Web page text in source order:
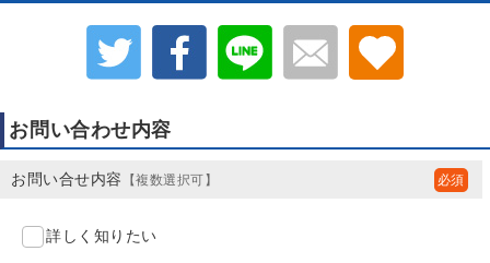
お問い合わせ内容
お問い合せ内容 【複数選択可】
詳しく知りたい